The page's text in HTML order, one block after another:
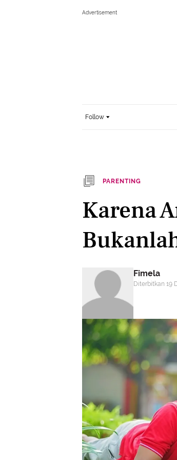
Follow
PARENTING
Karena
Fimela
Diterbitkan 19